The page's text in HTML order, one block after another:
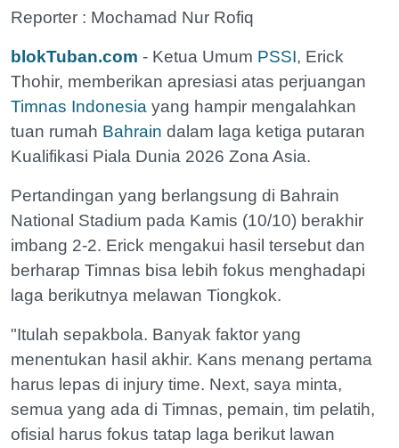
Reporter : Mochamad Nur Rofiq
blokTuban.com - Ketua Umum PSSI, Erick
Thohir, memberikan apresiasi atas perjuangan
Timnas Indonesia yang hampir mengalahkan
tuan rumah Bahrain dalam laga ketiga putaran
Kualifikasi Piala Dunia 2026 Zona Asia.
Pertandingan yang berlangsung di Bahrain
National Stadium pada Kamis (10/10) berakhir
imbang 2-2. Erick mengakui hasil tersebut dan
berharap Timnas bisa lebih fokus menghadapi
laga berikutnya melawan Tiongkok.
"Itulah sepakbola. Banyak faktor yang
menentukan hasil akhir. Kans menang pertama
harus lepas di injury time. Next, saya minta,
semua yang ada di Timnas, pemain, tim pelatih,
ofisial harus fokus tatap laga berikut lawan